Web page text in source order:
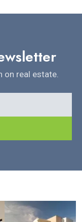
on real estate.